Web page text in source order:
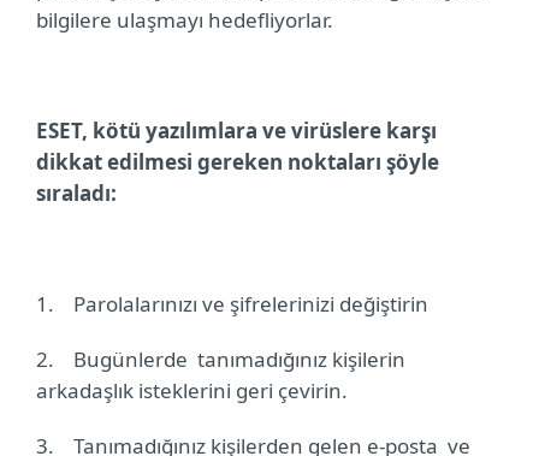
bilgilere ulaşmayı hedefliyorlar.
ESET, kötü yazılımlara ve virüslere karşı
dikkat edilmesi gereken noktaları şöyle
sıraladı:
1.
Parolalarınızı ve şifrelerinizi değiştirin
2.
Bugünlerde tanımadığınız kişilerin
arkadaşlık isteklerini geri çevirin.
3.
Tanımadığınız kişilerden gelen e-posta ve